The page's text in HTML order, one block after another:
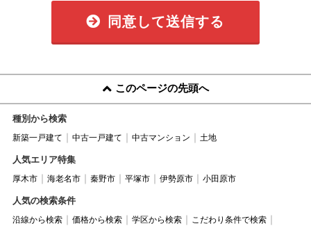
同意して送信する
このページの先頭へ
種別から検索
新築一戸建て 中古一戸建て 中古マンション 土地
人気エリア特集
厚木市 海老名市 秦野市 平塚市 伊勢原市 小田原市
人気の検索条件
沿線から検索 価格から検索 学区から検索
こだわり条件で検索